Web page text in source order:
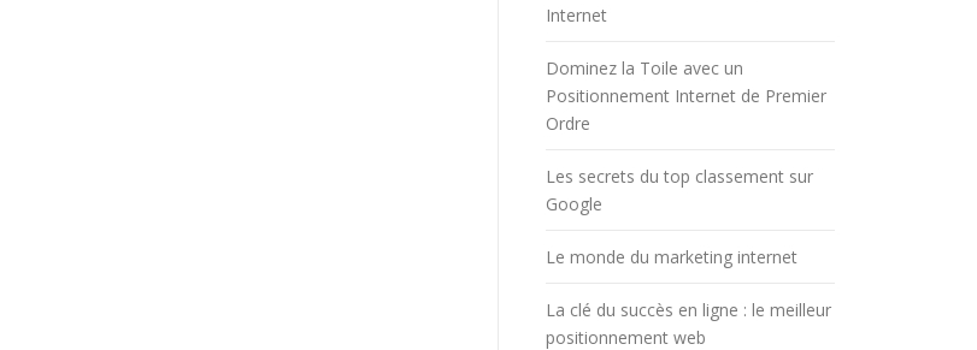
Internet
Dominez la Toile avec un
Positionnement Internet de Premier
Ordre
Les secrets du top classement sur
Google
Le monde du marketing internet
La clé du succès en ligne : le meilleur
positionnement web